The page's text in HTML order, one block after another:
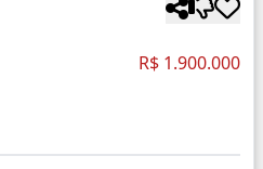
R$ 1.900.000